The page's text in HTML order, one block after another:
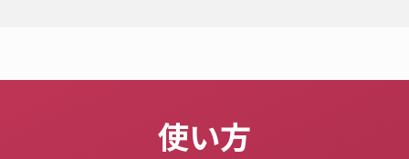
使い方